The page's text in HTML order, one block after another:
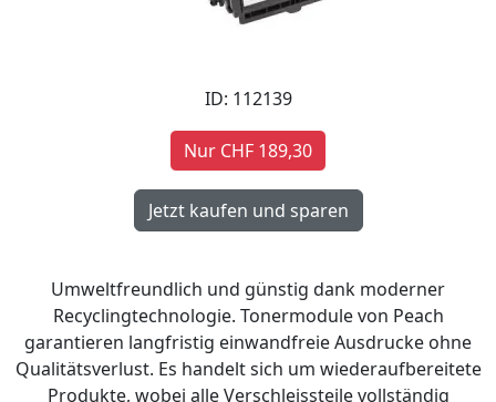
ID: 112139
Nur CHF 189,30
Umweltfreundlich und günstig dank moderner
Recyclingtechnologie. Tonermodule von Peach
garantieren langfristig einwandfreie Ausdrucke ohne
Qualitätsverlust. Es handelt sich um wiederaufbereitete
Produkte, wobei alle Verschleissteile vollständig